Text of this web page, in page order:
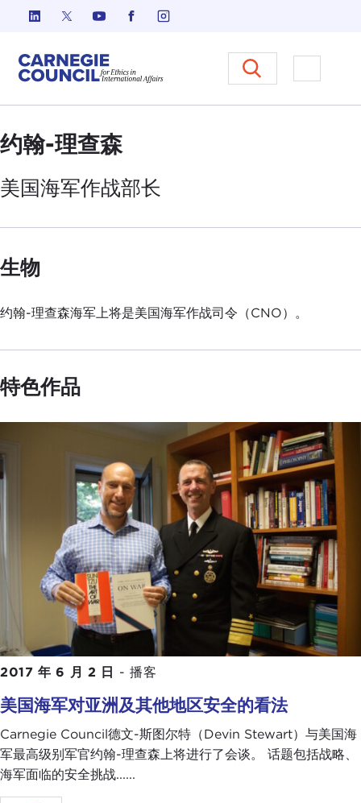
跳至内容
Carnegie Council 国际事务中的
打开菜单
约翰-理查森
美国海军作战部长
生物
约翰-理查森海军上将是美国海军作战司令（CNO）。
特色作品
2017 年 6 月 2 日 - 播客
美国海军对亚洲及其他地区安全的看法
Carnegie Council德文-斯图尔特（Devin Stewart）与美国海
军最高级别军官约翰-理查森上将进行了会谈。 话题包括战略、
海军面临的安全挑战......